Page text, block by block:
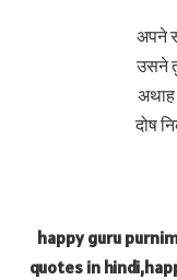
अपने
उसने
अथाह
दोष
happy guru
quotes in